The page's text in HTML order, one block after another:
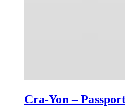
Cra-Yon –